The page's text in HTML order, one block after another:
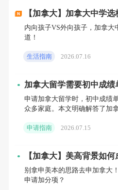
高中你需要知道的事
【加拿大】加拿大中学选
内向孩子VS外向孩子，加拿大
道！
生活指南 2026.07.16
加拿大留学需要初中成绩
申请加拿大留学时，初中成绩
众多家庭。本文明确解答了加
三成绩单独证明。
申请指南 2026.07.15
【加拿大】美高背景如
项？
别拿申美本的思路去申加拿大
申请加分项？